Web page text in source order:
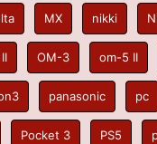
MX nikki
OM-3 om-5 II
panasonic pc
Pocket 3 PS5